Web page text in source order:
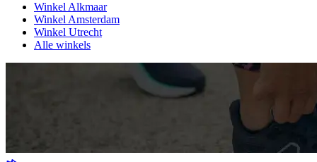
Winkel Alkmaar
Winkel Amsterdam
Winkel Utrecht
Alle winkels